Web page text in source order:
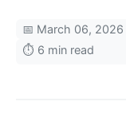
📅 March 06, 2026
⏱️ 6 min read